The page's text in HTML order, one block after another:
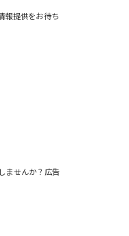
報提供をお待ち
ませんか？広告